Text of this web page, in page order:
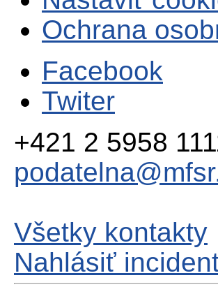
Ochrana
Facebook
Twiter
+421 2 5958
Všetky kontakty
Nahlásiť